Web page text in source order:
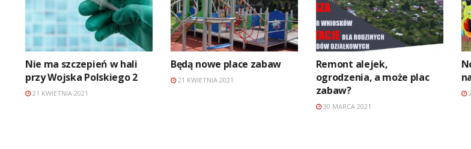
Nie ma szczepień w hali
przy Wojska Polskiego 2
21 KWIETNIA 2021
Będą nowe place zabaw
21 KWIETNIA 2021
Remont alejek,
ogrodzenia, a może plac
zabaw?
30 MARCA 2021